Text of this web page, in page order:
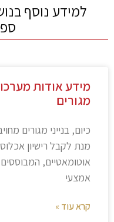
למידע נוסף
מידע אודות
מגורים
כיום, בנייני מגורים
מנת לקבל רישיון
אוטומאטיים,
אמצעי
קרא עוד »